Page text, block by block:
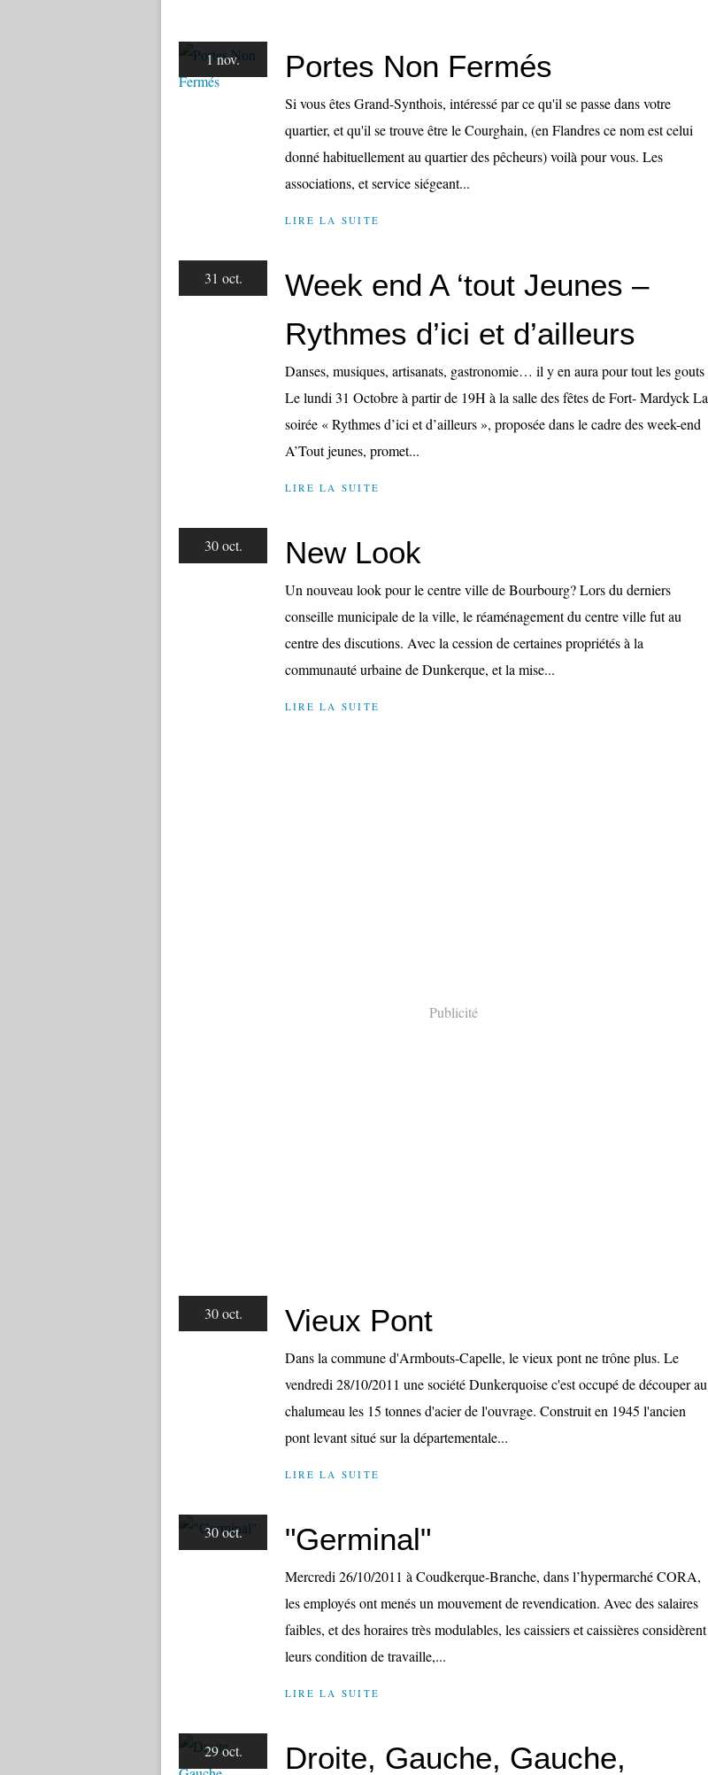
1 nov. Portes Non Fermés
Si vous êtes Grand-Synthois, intéressé par ce qu'il se passe dans votre
quartier, et qu'il se trouve être le Courghain, (en Flandres ce nom est celui
donné habituellement au quartier des pêcheurs) voilà pour vous. Les
associations, et service siégeant...
LIRE LA SUITE
31 oct.
Week end A ‘tout Jeunes –
Rythmes d’ici et d’ailleurs
Danses, musiques, artisanats, gastronomie… il y en aura pour tout les gouts
Le lundi 31 Octobre à partir de 19H à la salle des fêtes de Fort- Mardyck La
soirée « Rythmes d’ici et d’ailleurs », proposée dans le cadre des week-end
A’Tout jeunes, promet...
LIRE LA SUITE
30 oct. New Look
Un nouveau look pour le centre ville de Bourbourg? Lors du derniers
conseille municipale de la ville, le réaménagement du centre ville fut au
centre des discutions. Avec la cession de certaines propriétés à la
communauté urbaine de Dunkerque, et la mise...
LIRE LA SUITE
Publicité
30 oct. Vieux Pont
Dans la commune d'Armbouts-Capelle, le vieux pont ne trône plus. Le
vendredi 28/10/2011 une société Dunkerquoise c'est occupé de découper au
chalumeau les 15 tonnes d'acier de l'ouvrage. Construit en 1945 l'ancien
pont levant situé sur la départementale...
LIRE LA SUITE
30 oct. "Germinal"
Mercredi 26/10/2011 à Coudkerque-Branche, dans l’hypermarché CORA,
les employés ont menés un mouvement de revendication. Avec des salaires
faibles, et des horaires très modulables, les caissiers et caissières considèrent
leurs condition de travaille,...
LIRE LA SUITE
29 oct. Droite, Gauche, Gauche,